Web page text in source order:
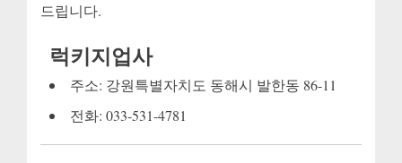
드립니다.
럭키지업사
주소: 강원특별자치도 동해시 발한동 86-11
전화: 033-531-4781